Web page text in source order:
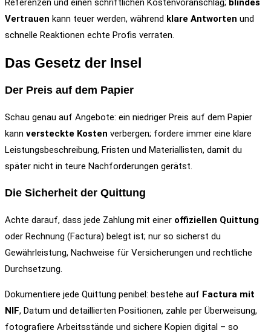
Referenzen und einen schriftlichen Kostenvoranschlag; blindes
Vertrauen kann teuer werden, während klare Antworten und
schnelle Reaktionen echte Profis verraten.
Das Gesetz der Insel
Der Preis auf dem Papier
Schau genau auf Angebote: ein niedriger Preis auf dem Papier
kann versteckte Kosten verbergen; fordere immer eine klare
Leistungsbeschreibung, Fristen und Materiallisten, damit du
später nicht in teure Nachforderungen gerätst.
Die Sicherheit der Quittung
Achte darauf, dass jede Zahlung mit einer offiziellen Quittung
oder Rechnung (Factura) belegt ist; nur so sicherst du
Gewährleistung, Nachweise für Versicherungen und rechtliche
Durchsetzung.
Dokumentiere jede Quittung penibel: bestehe auf Factura mit
NIF, Datum und detaillierten Positionen, zahle per Überweisung,
fotografiere Arbeitsstände und sichere Kopien digital – so